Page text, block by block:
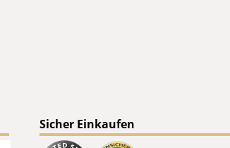
Sicher Einkaufen